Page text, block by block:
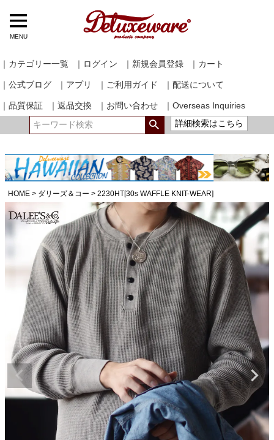
MENU
｜カテゴリー一覧 ｜ログイン ｜新規会員登録 ｜カート
｜公式ブログ ｜アプリ ｜ご利用ガイド ｜配送について
｜品質保証 ｜返品交換 ｜お問い合わせ
｜Overseas Inquiries
詳細検索はこちら
HOME ダリーズ＆コー 2230HT[30s WAFFLE KNIT-WEAR]